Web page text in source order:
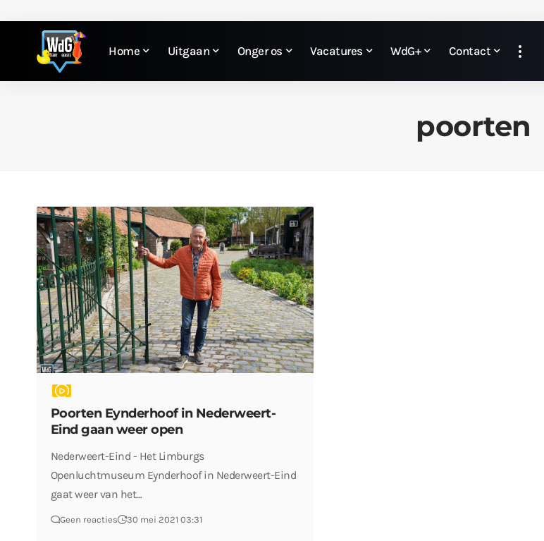
Home Uitgaan Onger os Vacatures WdG+ Contact
poorten
Poorten Eynderhoof in Nederweert-
Eind gaan weer open
Nederweert-Eind - Het Limburgs
Openluchtmuseum Eynderhoof in Nederweert-Eind
gaat weer van het…
Geen reacties 30 mei 2021 03:31